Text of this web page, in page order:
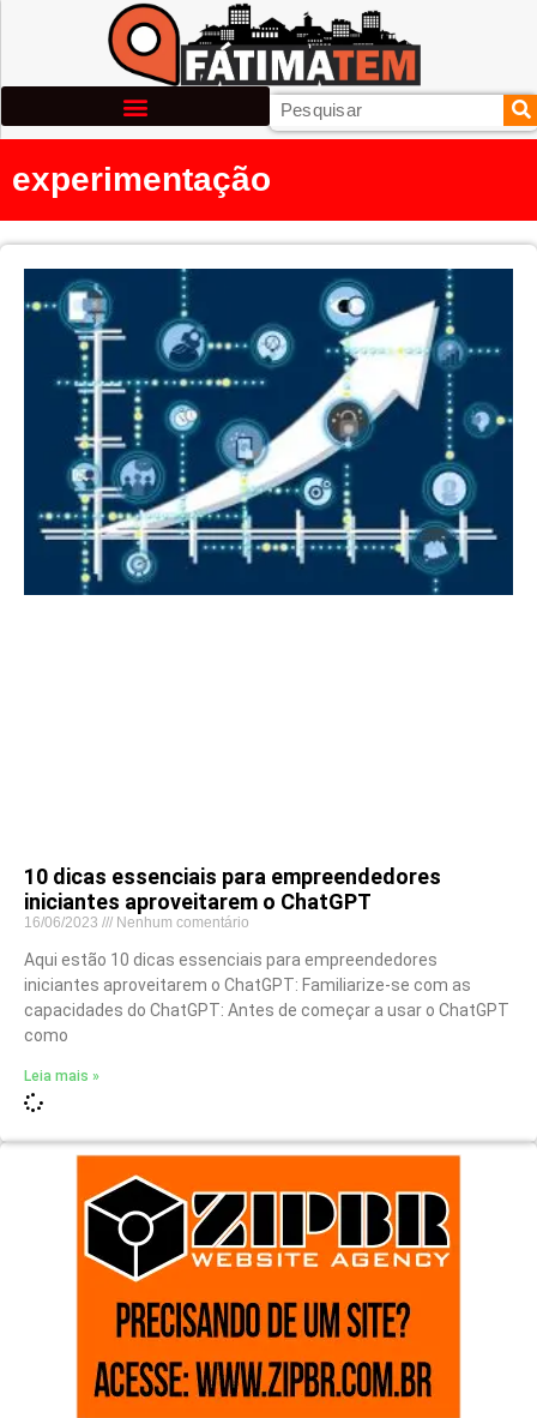
experimentação
10 dicas essenciais para empreendedores
iniciantes aproveitarem o ChatGPT
16/06/2023 Nenhum comentário
Aqui estão 10 dicas essenciais para empreendedores
iniciantes aproveitarem o ChatGPT: Familiarize-se com as
capacidades do ChatGPT: Antes de começar a usar o ChatGPT
como
Leia mais »